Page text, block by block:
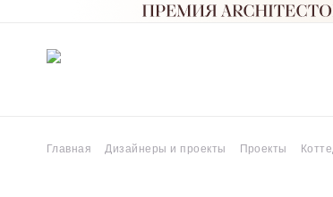
Главная Дизайнеры и проекты Проекты